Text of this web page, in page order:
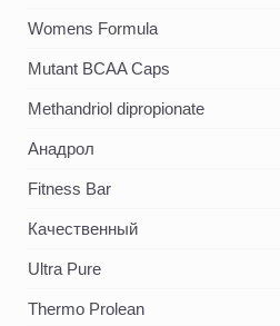
Womens Formula
Mutant BCAA Caps
Methandriol dipropionate
Анадрол
Fitness Bar
Качественный
Ultra Pure
Thermo Prolean